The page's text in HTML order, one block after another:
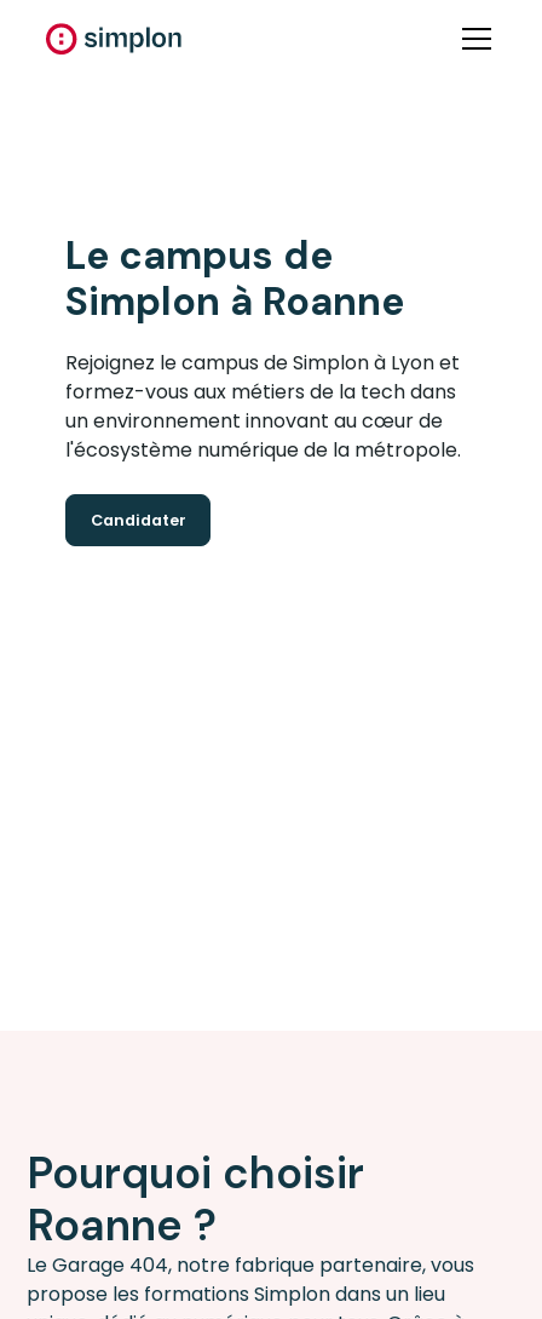
Le campus de
Simplon à Roanne
Rejoignez le campus de Simplon à Lyon et
formez-vous aux métiers de la tech dans
un environnement innovant au cœur de
l'écosystème numérique de la métropole.
Candidater
Pourquoi choisir
Roanne ?
Le Garage 404, notre fabrique partenaire, vous
propose les formations Simplon dans un lieu